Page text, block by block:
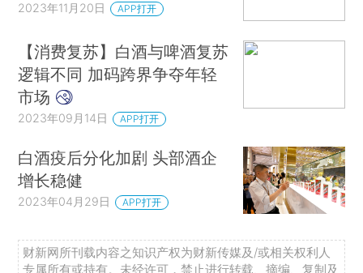
2023年11月20日 APP打开
【消费复苏】白酒与啤酒复苏
逻辑不同 加码跨界争夺年轻
市场
2023年09月14日 APP打开
白酒疫后分化加剧 头部酒企
增长稳健
2023年04月29日 APP打开
财新网所刊载内容之知识产权为财新传媒及/或相关权利人
专属所有或持有。未经许可，禁止进行转载、摘编、复制及